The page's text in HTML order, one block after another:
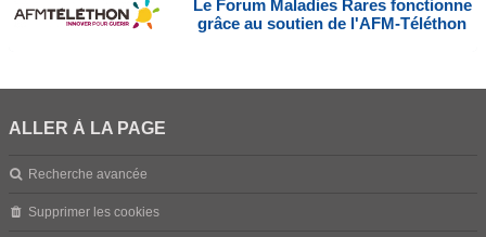
Le Forum Maladies Rares fonctionne
grâce au soutien de l'AFM-Téléthon
ALLER À LA PAGE
Recherche avancée
Supprimer les cookies